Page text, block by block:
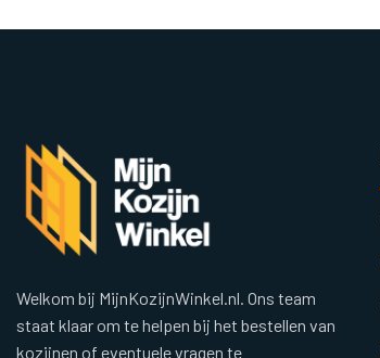
Welkom bij MijnKozijnWinkel.nl. Ons team
staat klaar om te helpen bij het bestellen van
kozijnen of eventuele vragen te